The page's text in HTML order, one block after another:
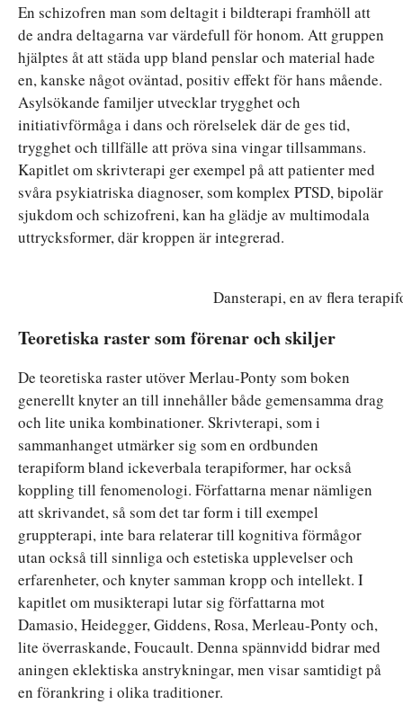
En schizofren man som deltagit i bildterapi framhöll att
de andra deltagarna var värdefull för honom. Att gruppen
hjälptes åt att städa upp bland penslar och material hade
en, kanske något oväntad, positiv effekt för hans mående.
Asylsökande familjer utvecklar trygghet och
initiativförmåga i dans och rörelselek där de ges tid,
trygghet och tillfälle att pröva sina vingar tillsammans.
Kapitlet om skrivterapi ger exempel på att patienter med
svåra psykiatriska diagnoser, som komplex PTSD, bipolär
sjukdom och schizofreni, kan ha glädje av multimodala
uttrycksformer, där kroppen är integrerad.
Dansterapi, en av flera
Teoretiska raster som förenar och skiljer
De teoretiska raster utöver Merlau-Ponty som boken
generellt knyter an till innehåller både gemensamma drag
och lite unika kombinationer. Skrivterapi, som i
sammanhanget utmärker sig som en ordbunden
terapiform bland ickeverbala terapiformer, har också
koppling till fenomenologi. Författarna menar nämligen
att skrivandet, så som det tar form i till exempel
gruppterapi, inte bara relaterar till kognitiva förmågor
utan också till sinnliga och estetiska upplevelser och
erfarenheter, och knyter samman kropp och intellekt. I
kapitlet om musikterapi lutar sig författarna mot
Damasio, Heidegger, Giddens, Rosa, Merleau-Ponty och,
lite överraskande, Foucault. Denna spännvidd bidrar med
aningen eklektiska anstrykningar, men visar samtidigt på
en förankring i olika traditioner.